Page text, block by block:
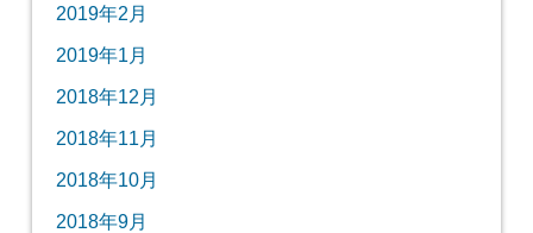
2019年2月
2019年1月
2018年12月
2018年11月
2018年10月
2018年9月